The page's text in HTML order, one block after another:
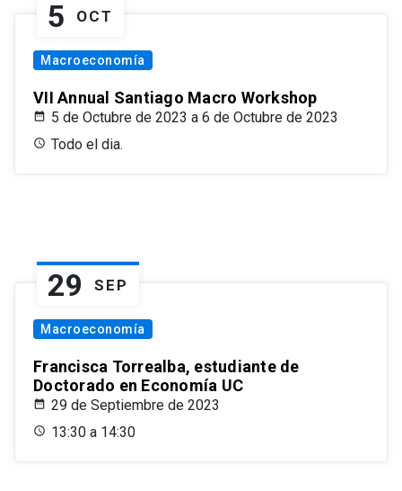
5 OCT
Macroeconomía
VII Annual Santiago Macro Workshop
5 de Octubre de 2023 a 6 de Octubre de 2023
Todo el dia.
29 SEP
Macroeconomía
Francisca Torrealba, estudiante de
Doctorado en Economía UC
29 de Septiembre de 2023
13:30 a 14:30